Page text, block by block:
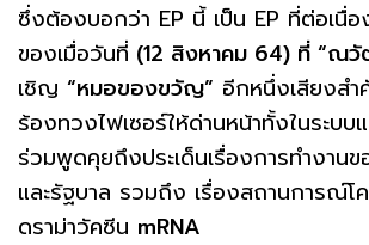
ซึ่งต้องบอกว่า EP นี้ เป็น EP ที่ต่อเนื่
ของเมื่อวันที่ (12 สิงหาคม 64) ที่ “ณ
เชิญ “หมอของขวัญ” อีกหนึ่งเสียงส
ร้องทวงไฟเซอร์ให้ด่านหน้าทั้งในระบบ
ร่วมพูดคุยถึงประเด็นเรื่องการทำงาน
และรัฐบาล รวมถึง เรื่องสถานการณ์โ
ดราม่าวัคซีน mRNA